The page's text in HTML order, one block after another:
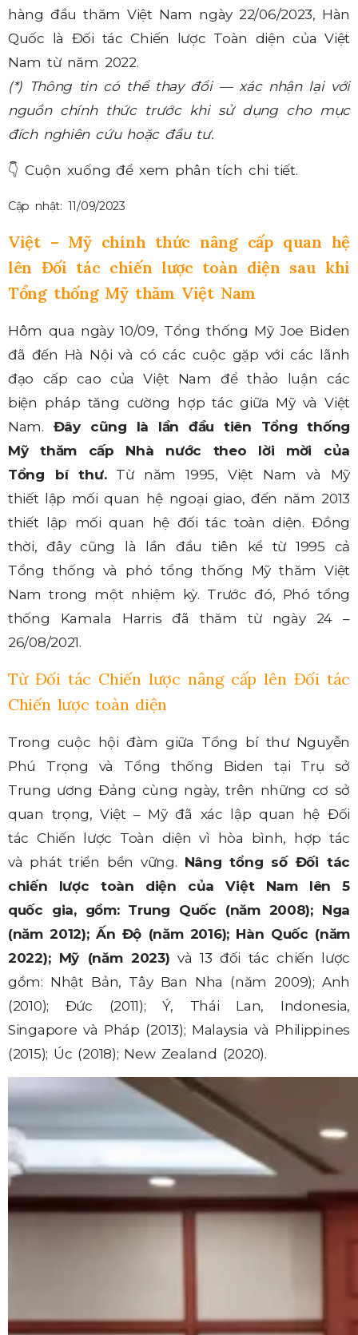
hàng đầu thăm Việt Nam ngày 22/06/2023, Hàn
Quốc là Đối tác Chiến lược Toàn diện của Việt
Nam từ năm 2022.
(*) Thông tin có thể thay đổi — xác nhận lại với
nguồn chính thức trước khi sử dụng cho mục
đích nghiên cứu hoặc đầu tư.
👇 Cuộn xuống để xem phân tích chi tiết.
Cập nhật: 11/09/2023
Việt – Mỹ chính thức nâng cấp quan hệ
lên Đối tác chiến lược toàn diện sau khi
Tổng thống Mỹ thăm Việt Nam
Hôm qua ngày 10/09, Tổng thống Mỹ Joe Biden
đã đến Hà Nội và có các cuộc gặp với các lãnh
đạo cấp cao của Việt Nam để thảo luận các
biện pháp tăng cường hợp tác giữa Mỹ và Việt
Nam. Đây cũng là lần đầu tiên Tổng thống
Mỹ thăm cấp Nhà nước theo lời mời của
Tổng bí thư.Từ năm 1995, Việt Nam và Mỹ
thiết lập mối quan hệ ngoại giao, đến năm 2013
thiết lập mối quan hệ đối tác toàn diện. Đồng
thời, đây cũng là lần đầu tiên kể từ 1995 cả
Tổng thống và phó tổng thống Mỹ thăm Việt
Nam trong một nhiệm kỳ. Trước đó, Phó tổng
thống Kamala Harris đã thăm từ ngày 24 –
26/08/2021.
Từ Đối tác Chiến lược nâng cấp lên Đối tác
Chiến lược toàn diện
Trong cuộc hội đàm giữa Tổng bí thư Nguyễn
Phú Trọng và Tổng thống Biden tại Trụ sở
Trung ương Đảng cùng ngày, trên những cơ sở
quan trọng, Việt – Mỹ đã xác lập quan hệ Đối
tác Chiến lược Toàn diện vì hòa bình, hợp tác
và phát triển bền vững. Nâng tổng số Đối tác
chiến lược toàn diện của Việt Nam lên 5
quốc gia, gồm: Trung Quốc (năm 2008); Nga
(năm 2012); Ấn Độ (năm 2016); Hàn Quốc (năm
2022); Mỹ (năm 2023) và 13 đối tác chiến lược
gồm: Nhật Bản, Tây Ban Nha (năm 2009); Anh
(2010); Đức (2011); Ý, Thái Lan, Indonesia,
Singapore và Pháp (2013); Malaysia và Philippines
(2015); Úc (2018); New Zealand (2020).